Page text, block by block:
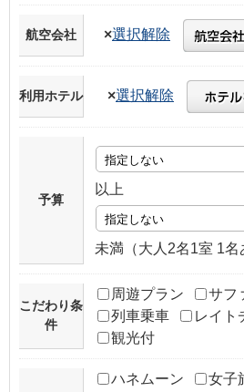
航空会社 ×選択解除
利用ホテル ×選択解除
予算
以上
未満（大人2名1室 1名
こだわり条
件
周遊プラン
サフ
列車乗車
レイト
観光付
ハネムーン 女子